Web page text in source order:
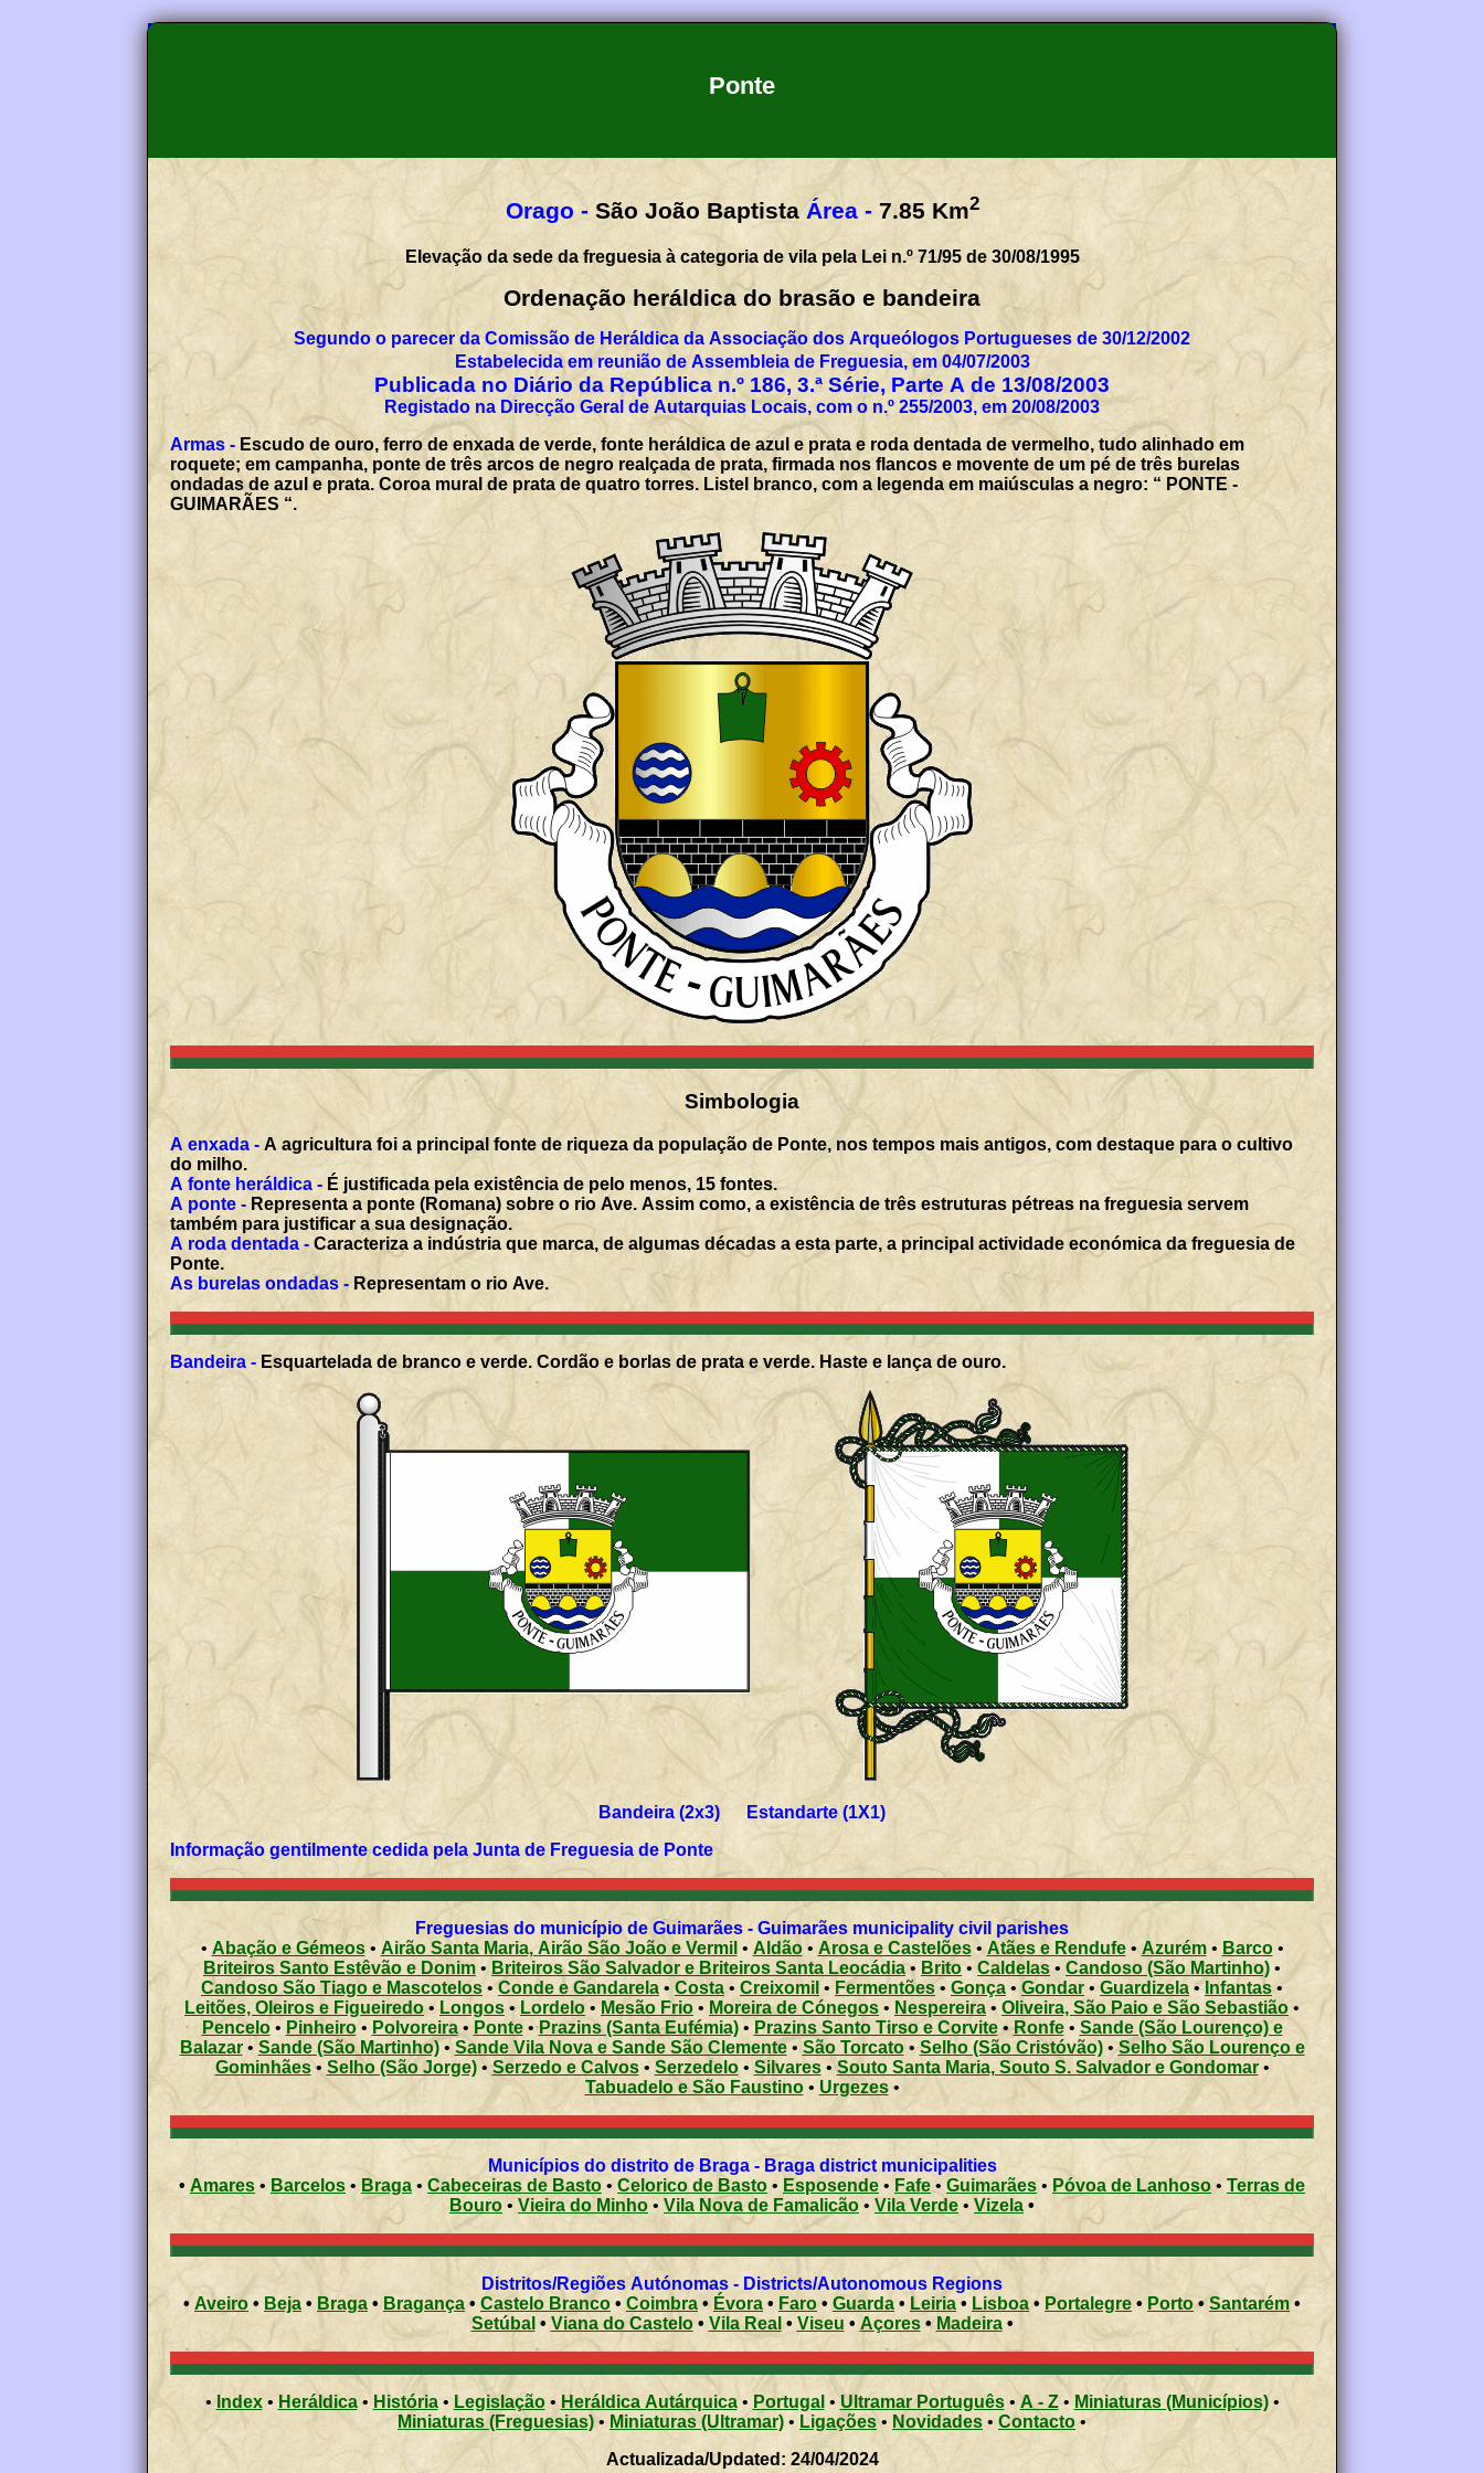
Ponte
Orago - São João Baptista Área - 7.85 Km2
Elevação da sede da freguesia à categoria de vila pela Lei n.º 71/95 de 30/08/1995
Ordenação heráldica do brasão e bandeira
Segundo o parecer da Comissão de Heráldica da Associação dos Arqueólogos Portugueses de 30/12/2002
Estabelecida em reunião de Assembleia de Freguesia, em 04/07/2003
Publicada no Diário da República n.º 186, 3.ª Série, Parte A de 13/08/2003
Registado na Direcção Geral de Autarquias Locais, com o n.º 255/2003, em 20/08/2003
Armas - Escudo de ouro, ferro de enxada de verde, fonte heráldica de azul e prata e roda dentada de vermelho, tudo alinhado em
roquete; em campanha, ponte de três arcos de negro realçada de prata, firmada nos flancos e movente de um pé de três burelas
ondadas de azul e prata. Coroa mural de prata de quatro torres. Listel branco, com a legenda em maiúsculas a negro: “ PONTE -
GUIMARÃES “.
Simbologia
A enxada - A agricultura foi a principal fonte de riqueza da população de Ponte, nos tempos mais antigos, com destaque para o cultivo
do milho.
A fonte heráldica - É justificada pela existência de pelo menos, 15 fontes.
A ponte - Representa a ponte (Romana) sobre o rio Ave. Assim como, a existência de três estruturas pétreas na freguesia servem
também para justificar a sua designação.
A roda dentada - Caracteriza a indústria que marca, de algumas décadas a esta parte, a principal actividade económica da freguesia de
Ponte.
As burelas ondadas - Representam o rio Ave.
Bandeira - Esquartelada de branco e verde. Cordão e borlas de prata e verde. Haste e lança de ouro.
Bandeira (2x3) Estandarte (1X1)
Informação gentilmente cedida pela Junta de Freguesia de Ponte
Freguesias do município de Guimarães - Guimarães municipality civil parishes
• Abação e Gémeos• Airão Santa Maria, Airão São João e Vermil • Aldão• Arosa e Castelões• Atães e Rendufe • Azurém• Barco•
Briteiros Santo Estêvão e Donim • Briteiros São Salvador e Briteiros Santa Leocádia• Brito• Caldelas • Candoso (São Martinho) •
Candoso São Tiago e Mascotelos •Conde e Gandarela • Costa • Creixomil • Fermentões • Gonça • Gondar • Guardizela •Infantas•
Leitões, Oleiros e Figueiredo• Longos • Lordelo • Mesão Frio • Moreira de Cónegos • Nespereira • Oliveira, São Paio e São Sebastião •
Pencelo• Pinheiro• Polvoreira •Ponte•Prazins (Santa Eufémia)• Prazins Santo Tirso e Corvite•Ronfe• Sande (São Lourenço) e
Balazar•Sande (São Martinho)• Sande Vila Nova e Sande São Clemente• São Torcato•Selho (São Cristóvão)•Selho São Lourenço e
Gominhães• Selho (São Jorge)•Serzedo e Calvos• Serzedelo• Silvares•Souto Santa Maria, Souto S. Salvador e Gondomar•
Tabuadelo e São Faustino• Urgezes•
Municípios do distrito de Braga - Braga district municipalities
• Amares • Barcelos • Braga • Cabeceiras de Basto • Celorico de Basto • Esposende • Fafe • Guimarães • Póvoa de Lanhoso • Terras de
Bouro • Vieira do Minho • Vila Nova de Famalicão • Vila Verde • Vizela •
Distritos/Regiões Autónomas - Districts/Autonomous Regions
• Aveiro • Beja • Braga • Bragança• Castelo Branco • Coimbra • Évora • Faro • Guarda • Leiria • Lisboa• Portalegre • Porto•Santarém•
Setúbal • Viana do Castelo• Vila Real • Viseu • Açores • Madeira •
• Index• Heráldica• História • Legislação • Heráldica Autárquica• Portugal • Ultramar Português• A - Z• Miniaturas (Municípios)•
Miniaturas (Freguesias)• Miniaturas (Ultramar) • Ligações • Novidades • Contacto•
Actualizada/Updated: 24/04/2024